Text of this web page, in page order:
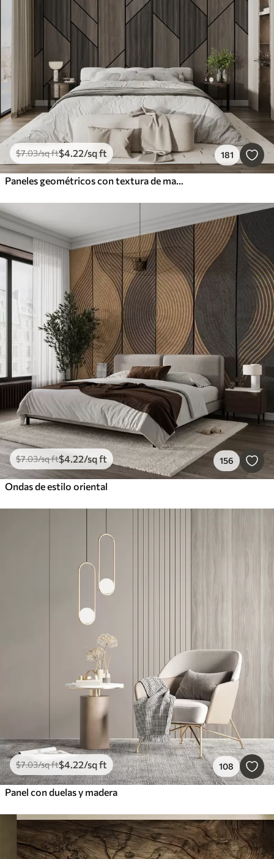
$7.03/sq ft$4.22/sq ft 181
Paneles geométricos con textura de madera
$7.03/sq ft$4.22/sq ft 156
Ondas de estilo oriental
$7.03/sq ft$4.22/sq ft 108
Panel con duelas y madera